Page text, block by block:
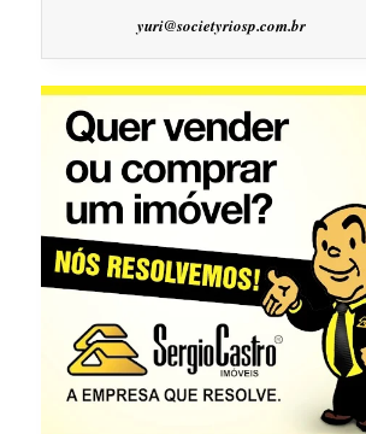
yuri@societyriosp.com.br